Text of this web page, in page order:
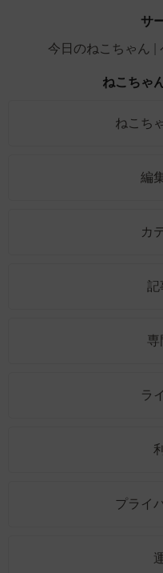
サ
今日のねこちゃん
ねこちゃ
ねこち
編
カ
記
専
ラ
プライ